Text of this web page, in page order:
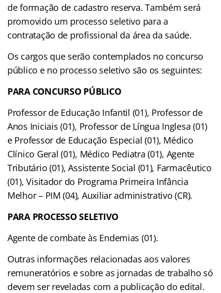
de formação de cadastro reserva. Também será
promovido um processo seletivo para a
contratação de profissional da área da saúde.
Os cargos que serão contemplados no concurso
público e no processo seletivo são os seguintes:
PARA CONCURSO PÚBLICO
Professor de Educação Infantil (01), Professor de
Anos Iniciais (01), Professor de Língua Inglesa (01)
e Professor de Educação Especial (01), Médico
Clínico Geral (01), Médico Pediatra (01), Agente
Tributário (01), Assistente Social (01), Farmacêutico
(01), Visitador do Programa Primeira Infância
Melhor – PIM (04), Auxiliar administrativo (CR).
PARA PROCESSO SELETIVO
Agente de combate às Endemias (01).
Outras informações relacionadas aos valores
remuneratórios e sobre as jornadas de trabalho só
devem ser reveladas com a publicação do edital.